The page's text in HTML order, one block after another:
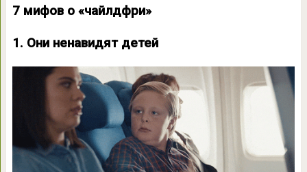
7 мифов о «чайлдфри»
1. Они ненавидят детей